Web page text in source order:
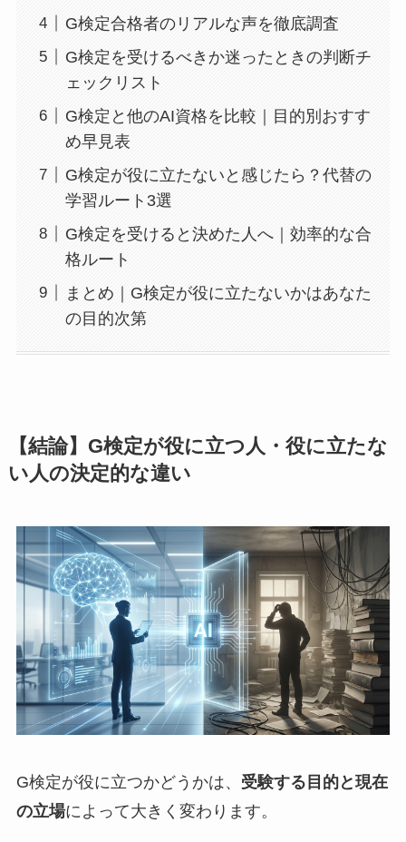
G検定合格者のリアルな声を徹底調査
G検定を受けるべきか迷ったときの判断チ
ェックリスト
G検定と他のAI資格を比較｜目的別おすす
め早見表
G検定が役に立たないと感じたら？代替の
学習ルート3選
G検定を受けると決めた人へ｜効率的な合
格ルート
まとめ｜G検定が役に立たないかはあなた
の目的次第
【結論】G検定が役に立つ人・役に立たな
い人の決定的な違い
G検定が役に立つかどうかは、 受験する目的と現在
の立場によって大きく変わります。